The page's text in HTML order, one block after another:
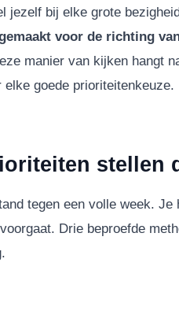
jezelf bij elke grote
voor de richting
manier van kijken hangt
elke goede prioriteitenkeuze.
stellen
tegen een volle week.
Drie beproefde